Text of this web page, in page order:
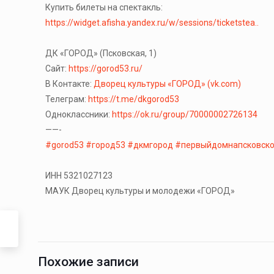
Купить билеты на спектакль:
https://widget.afisha.yandex.ru/w/sessions/ticketstea..
ДК «ГОРОД» (Псковская, 1)
Сайт: https://gorod53.ru/
В Контакте: Дворец культуры «ГОРОД» (vk.com)
Телеграм: https://t.me/dkgorod53
Одноклассники: https://ok.ru/group/70000002726134
——-
#gorod53 #город53 #дкмгород
ИНН 5321027123
МАУК Дворец культуры и молодежи «ГОРОД»
Похожие записи